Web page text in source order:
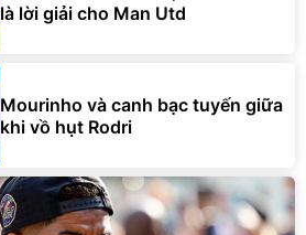
là lời giải cho Man Utd
Mourinho và canh bạc tuyến giữa
khi vồ hụt Rodri